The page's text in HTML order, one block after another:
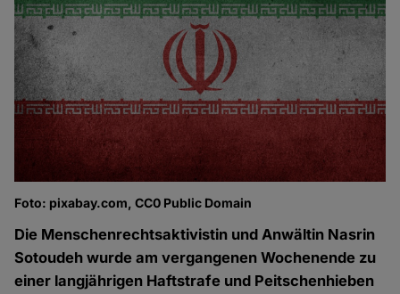
Foto: pixabay.com, CC0 Public Domain
Die Menschenrechtsaktivistin und Anwältin Nasrin
Sotoudeh wurde am vergangenen Wochenende zu
einer langjährigen Haftstrafe und Peitschenhieben